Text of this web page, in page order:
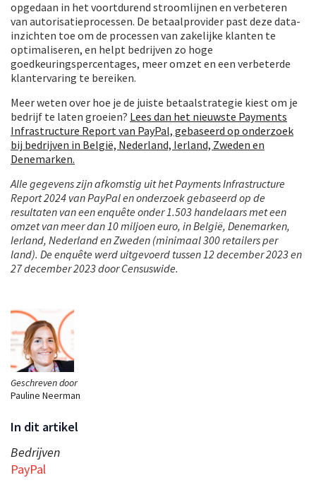
Geschreven door
Pauline Neerman
In dit artikel
Bedrijven
PayPal
opgedaan in het voortdurend stroomlijnen en verbeteren
van autorisatieprocessen. De betaalprovider past deze data-
inzichten toe om de processen van zakelijke klanten te
optimaliseren, en helpt bedrijven zo hoge
goedkeuringspercentages, meer omzet en een verbeterde
klantervaring te bereiken.
Meer weten over hoe je de juiste betaalstrategie kiest om je
bedrijf te laten groeien? Lees dan het nieuwste Payments
Infrastructure Report van PayPal, gebaseerd op onderzoek
bij bedrijven in België, Nederland, Ierland, Zweden en
Denemarken.
Alle gegevens zijn afkomstig uit het Payments Infrastructure
Report 2024 van PayPal en onderzoek gebaseerd op de
resultaten van een enquête onder 1.503 handelaars met een
omzet van meer dan 10 miljoen euro, in België, Denemarken,
Ierland, Nederland en Zweden (minimaal 300 retailers per
land). De enquête werd uitgevoerd tussen 12 december 2023 en
27 december 2023 door Censuswide.